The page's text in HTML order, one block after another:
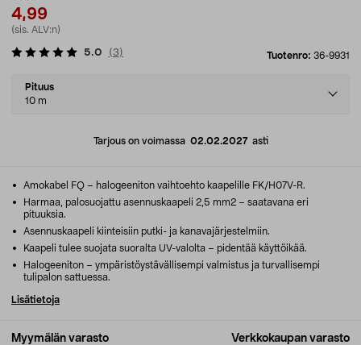
4,99
(sis. ALV:n)
Tuotenro: 36-9931
5.0 (3)
Select
variant
Pituus
10 m
Tarjous on voimassa 02.02.2027asti
Myymälän varasto Verkkokaupan varasto
Amokabel FQ – halogeeniton vaihtoehto kaapelille FK/H07V-R.
Harmaa, palosuojattu asennuskaapeli 2,5 mm2 – saatavana eri
pituuksia.
Asennuskaapeli kiinteisiin putki- ja kanavajärjestelmiin.
Kaapeli tulee suojata suoralta UV-valolta – pidentää käyttöikää.
Halogeeniton – ympäristöystävällisempi valmistus ja turvallisempi
tulipalon sattuessa.
Lisätietoja